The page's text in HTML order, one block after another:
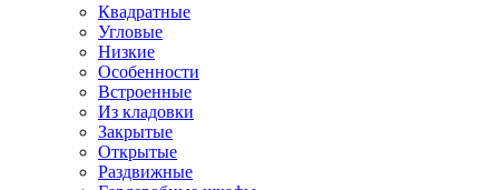
Квадратные
Угловые
Низкие
Особенности
Встроенные
Из кладовки
Закрытые
Открытые
Раздвижные